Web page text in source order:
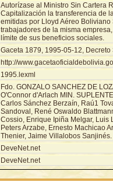
Autorízase al Ministro Sin Cartera
Capitalización la transferencia de
emitidas por Lloyd Aéreo Boliviano
trabajadores de la misma
límite de sus beneficios sociales.
Gaceta 1879, 1995-05-12,
http://
1995.lexml
Fdo. GONZALO SANCHEZ DE
O'Connor d'Arlach MIN.
Carlos Sánchez Berzaín, Raú1
Sandoval, René Oswaldo
Cossio, Enrique Ipiña Melgar, Luis
Peters Arzabe, Ernesto Machicao
Thenier, Jaime Villalobos Sanjinés.
DeveNet.net
DeveNet.net